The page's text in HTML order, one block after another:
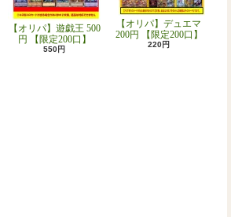
【オリパ】遊戯王 500
円 【限定200口】
550円
【オリパ】デュエマ
200円 【限定200口】
220円